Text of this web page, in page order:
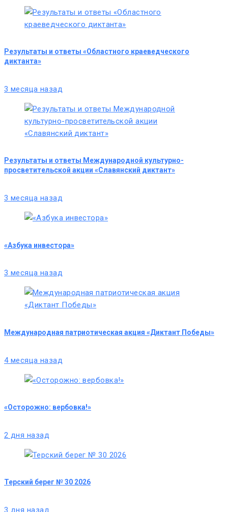
Результаты и ответы «Областного краеведческого
диктанта»
3 месяца назад
Результаты и ответы Международной культурно-
просветительской акции «Славянский диктант»
3 месяца назад
«Азбука инвестора»
3 месяца назад
Международная патриотическая акция «Диктант Победы»
4 месяца назад
«Осторожно: вербовка!»
2 дня назад
Терский берег № 30 2026
3 дня назад